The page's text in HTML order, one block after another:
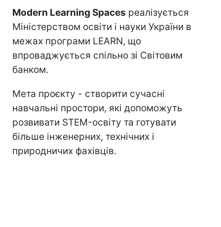
Modern Learning Spaces реалізується
Міністерством освіти і науки України в
межах програми LEARN, що
впроваджується спільно зі Світовим
банком.
Мета проєкту - створити сучасні
навчальні простори, які допоможуть
розвивати STEM-освіту та готувати
більше інженерних, технічних і
природничих фахівців.